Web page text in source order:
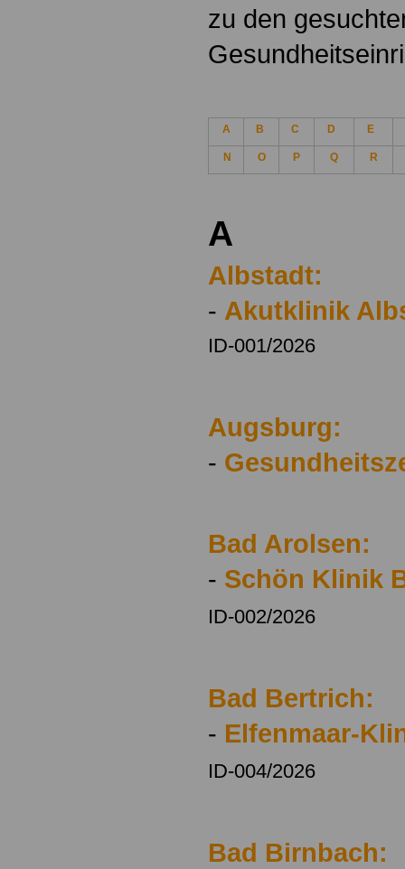
zu den
A B C D E
N O P Q R
A
Albstadt:
- Akutklinik
ID-001/2026
Augsburg:
-
Bad Arolsen:
- Schön Klinik
ID-002/2026
Bad Bertrich:
- Elfenmaar-
ID-004/2026
Bad Birnbach: